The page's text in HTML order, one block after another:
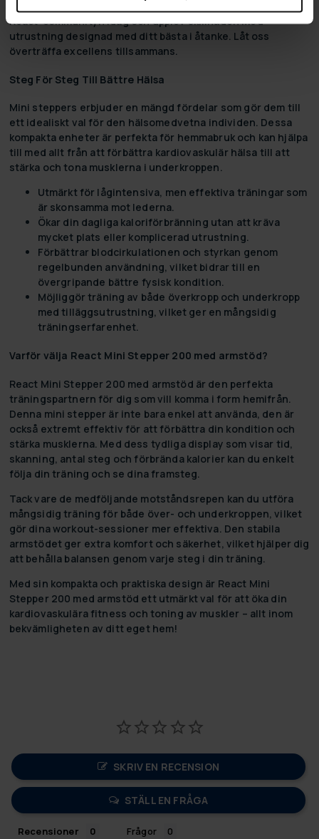
React-communityn idag och upplev skillnaden med
utrustning designad med ditt bästa i åtanke. Låt oss
överträffa excellens tillsammans.
Steg För Steg Till Bättre Hälsa
Mini steppers erbjuder en mängd fördelar som gör dem till
ett idealiskt val för den hälsomedvetna individen. Dessa
kompakta enheter är perfekta för hemmabruk och kan hjälpa
till med allt från att förbättra kardiovaskulär hälsa till att
stärka och tona musklerna i underkroppen.
Utmärkt för lågintensiva, men effektiva träningar som
är skonsamma mot lederna.
Ökar din dagliga kaloriförbränning utan att kräva
mycket plats eller komplicerad utrustning.
Förbättrar blodcirkulationen och styrkan genom
regelbunden användning, vilket bidrar till en
övergripande bättre fysisk kondition.
Möjliggör träning av både överkropp och underkropp
med tilläggsutrustning, vilket ger en mångsidig
träningserfarenhet.
Varför välja React Mini Stepper 200 med armstöd?
React Mini Stepper 200 med armstöd är den perfekta
träningspartnern för dig som vill komma i form hemifrån.
Denna mini stepper är inte bara enkel att använda, den är
också extremt effektiv för att förbättra din kondition och
stärka musklerna. Med dess tydliga display som visar tid,
skanning, antal steg och förbrända kalorier kan du enkelt
följa din träning och se dina framsteg.
Tack vare de medföljande motståndsrepen kan du utföra
mångsidig träning för både över- och underkroppen, vilket
gör dina workout-sessioner mer effektiva. Den stabila
armstödet ger extra komfort och säkerhet, vilket hjälper dig
att behålla balansen genom varje steg i din träning.
Med sin kompakta och praktiska design är React Mini
Stepper 200 med armstöd ett utmärkt val för att öka din
kardiovaskulära fitness och toning av muskler – allt inom
bekvämligheten av ditt eget hem!
SKRIV EN RECENSION
STÄLL EN FRÅGA
Recensioner Frågor